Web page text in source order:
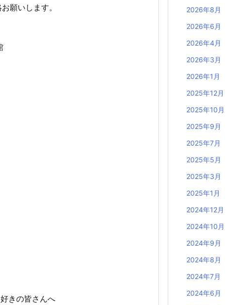
願いします。
きの皆さんへ
2026年8月
2026年6月
2026年4月
2026年3月
2026年1月
2025年12月
2025年10月
2025年9月
2025年7月
2025年5月
2025年3月
2025年1月
2024年12月
2024年10月
2024年9月
2024年8月
2024年7月
2024年6月